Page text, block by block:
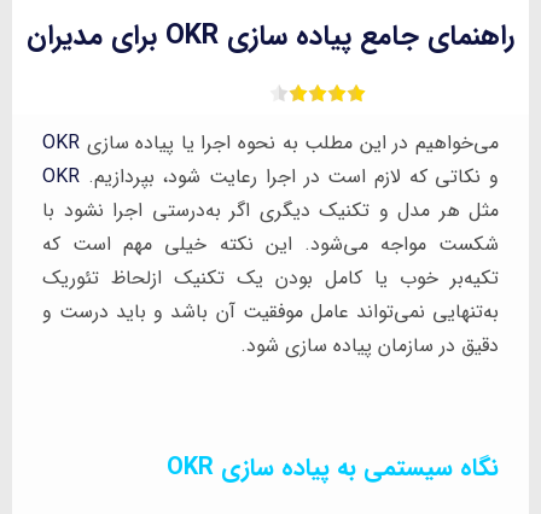
راهنمای جامع پیاده سازی OKR برای مدیران
می‌خواهیم در این مطلب به نحوه اجرا یا پیاده سازی OKR
و نکاتی که لازم است در اجرا رعایت شود، بپردازیم. OKR
مثل هر مدل و تکنیک دیگری اگر به‌درستی اجرا نشود با
شکست مواجه می‌شود. این نکته خیلی مهم است که
تکیه‌بر خوب یا کامل بودن یک تکنیک ازلحاظ تئوریک
به‌تنهایی نمی‌تواند عامل موفقیت آن باشد و باید درست و
دقیق در سازمان پیاده سازی شود.
نگاه سیستمی به پیاده سازی OKR